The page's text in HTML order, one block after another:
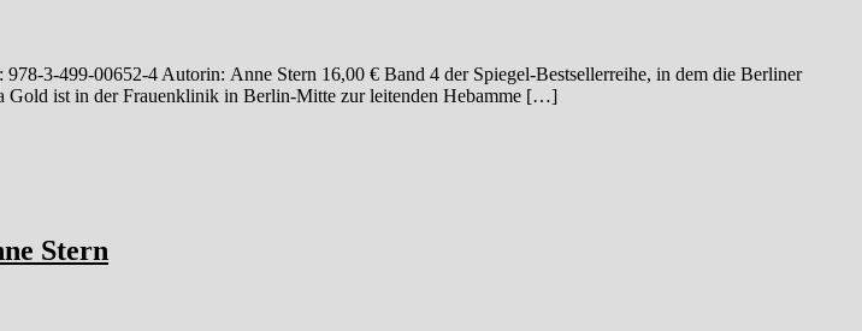
3-499-00652-4 Autorin: Anne Stern 16,00 € Band 4 der Spiegel-Bestsellerreihe, in dem die Berliner
Gold ist in der Frauenklinik in Berlin-Mitte zur leitenden Hebamme […]
Stern